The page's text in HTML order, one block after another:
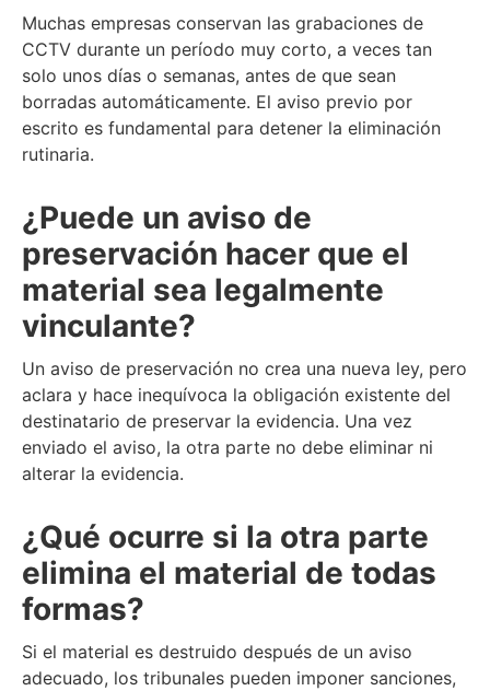
Muchas empresas conservan las grabaciones de
CCTV durante un período muy corto, a veces tan
solo unos días o semanas, antes de que sean
borradas automáticamente. El aviso previo por
escrito es fundamental para detener la eliminación
rutinaria.
¿Puede un aviso de
preservación hacer que el
material sea legalmente
vinculante?
Un aviso de preservación no crea una nueva ley, pero
aclara y hace inequívoca la obligación existente del
destinatario de preservar la evidencia. Una vez
enviado el aviso, la otra parte no debe eliminar ni
alterar la evidencia.
¿Qué ocurre si la otra parte
elimina el material de todas
formas?
Si el material es destruido después de un aviso
adecuado, los tribunales pueden imponer sanciones,